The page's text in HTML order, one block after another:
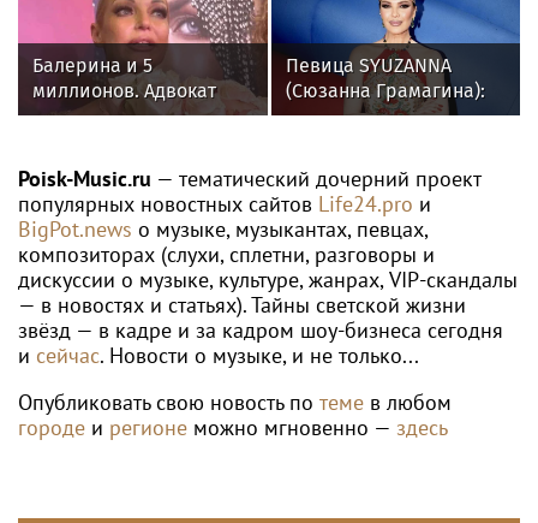
Балерина и 5
миллионов. Адвокат
Бенхин раскрыл, кто
денег
Певица SYUZANNA
(Сюзанна Грамагина):
как перестать
Poisk-Music.ru — тематический дочерний проект
популярных новостных сайтов Life24.pro и
BigPot.news о музыке, музыкантах, певцах,
композиторах (слухи, сплетни, разговоры и
дискуссии о музыке, культуре, жанрах, VIP-скандалы
— в новостях и статьях). Тайны светской жизни
звёзд — в кадре и за кадром шоу-бизнеса сегодня
и сейчас. Новости о музыке, и не только...
Опубликовать свою новость по теме в любом
городе и регионе можно мгновенно — здесь